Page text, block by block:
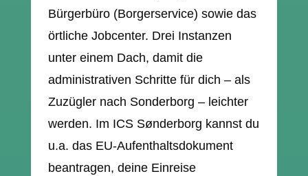
Bürgerbüro (Borgerservice) sowie das
örtliche Jobcenter. Drei Instanzen
unter einem Dach, damit die
administrativen Schritte für dich – als
Zuzügler nach Sonderborg – leichter
werden. Im ICS Sønderborg kannst du
u.a. das EU-Aufenthaltsdokument
beantragen, deine Einreise